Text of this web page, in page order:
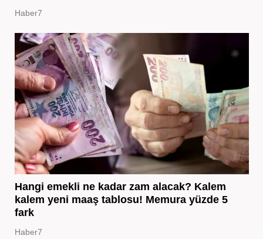
Haber7
Hangi emekli ne kadar zam alacak? Kalem
kalem yeni maaş tablosu! Memura yüzde 5
fark
Haber7